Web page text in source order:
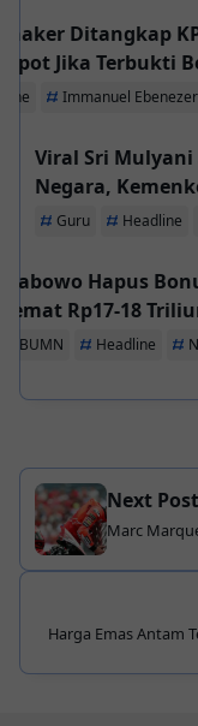
Ditangkap
Jika Terbukti
Immanuel Ebenezer
Viral Sri Mulyani
Negara,
Guru Headline
Hapus
Rp17-18
BUMN Headline
Next Post
Marc
Harga Emas Antam